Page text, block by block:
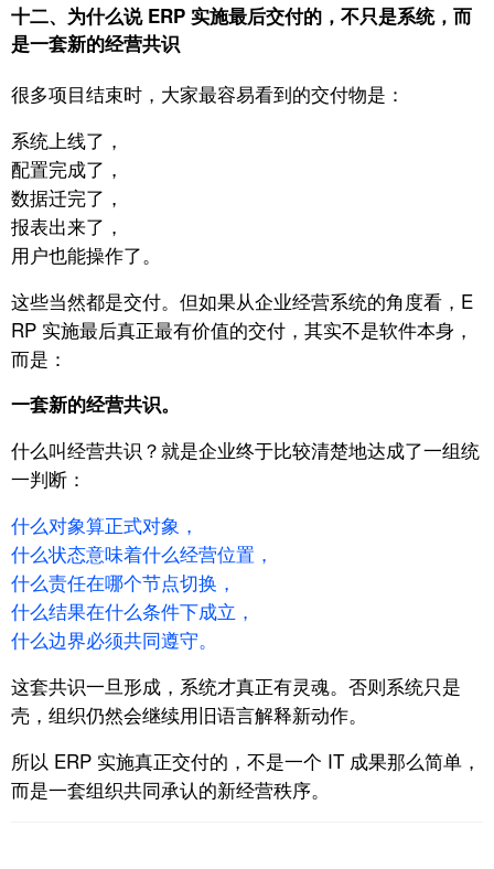
十二、为什么说 ERP 实施最后交付的，不只是系统，而
是一套新的经营共识
很多项目结束时， 大家最容易看到的交付物是：
系统上线了，
配置完成了，
数据迁完了，
报表出来了，
用户也能操作了。
这些当然都是交付。 但如果从企业经营系统的角度看，E
RP 实施最后真正最有价值的交付， 其实不是软件本身，
而是：
一套新的经营共识。
什么叫经营共识？就是企业终于比较清楚地达成了一组统
一判断：
什么对象算正式对象，
什么状态意味着什么经营位置，
什么责任在哪个节点切换，
什么结果在什么条件下成立，
什么边界必须共同遵守。
这套共识一旦形成， 系统才真正有灵魂。 否则系统只是
壳， 组织仍然会继续用旧语言解释新动作。
所以 ERP 实施真正交付的， 不是一个 IT 成果那么简单，
而是一套组织共同承认的新经营秩序。